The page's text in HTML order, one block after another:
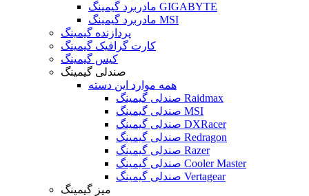
مادربرد گیمینگ GIGABYTE
مادربرد گیمینگ MSI
پردازنده گیمینگ
کارت گرافیک گیمینگ
کیس گیمینگ
صندلی گیمینگ
همه موارد این دسته
صندلی گیمینگ Raidmax
صندلی گیمینگ MSI
صندلی گیمینگ DXRacer
صندلی گیمینگ Redragon
صندلی گیمینگ Razer
صندلی گیمینگ Cooler Master
صندلی گیمینگ Vertagear
میز گیمینگ